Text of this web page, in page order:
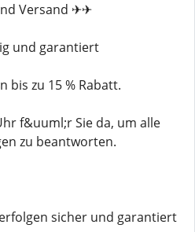
Versand ✈✈
und garantiert
bis zu 15 % Rabatt.
f&uuml;r Sie da, um alle
zu beantworten.
sicher und garantiert